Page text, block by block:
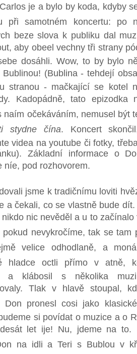
je a bylo by koda, kdyby
při samotném koncertu: po
beze slova k publiku dal
aby obeel vechny tři strany
dosáhli. Wow, to by bylo
(Bublina - tehdejí
stranou - mačkající se kotel
Kadopádně, tato
naím očekáváním, nemusel být
stydne čína. Koncert
videa na youtube či fotky,
Základní informace o
níe, pod rozhovorem.
jsme k tradičnímu loviti
a čekali, co se vlastně bude
nikdo nic nevěděl a u to
pokud nevykročíme, tak se
velice odhodlaně, a
hladce octli přímo v atně,
a klábosil s několika
Tlak v hlavě stoupal,
Don pronesl cosi jako
si povídat o muzice a o
let ije! Nu, jdeme na
na idli a Teri s Bublou v